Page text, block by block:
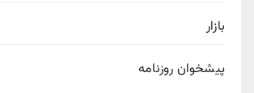
بازار
پیشخوان روزنامه